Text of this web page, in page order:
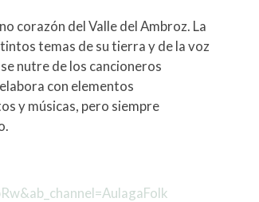
corazón del Valle del Ambroz. La
temas de su tierra y de la voz
nutre de los cancioneros
con elementos
y músicas, pero siempre